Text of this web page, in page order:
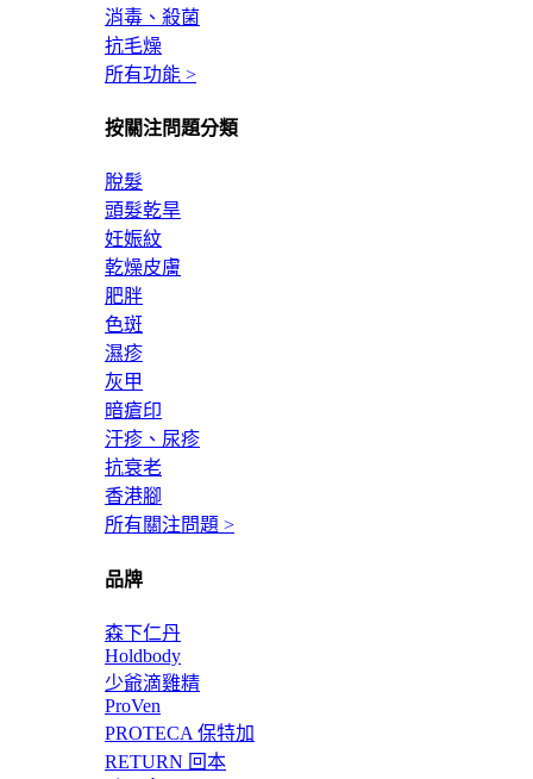
消毒、殺菌
抗毛燥
所有功能 >
按關注問題分類
脫髮
頭髮乾旱
妊娠紋
乾燥皮膚
肥胖
色斑
濕疹
灰甲
暗瘡印
汗疹、尿疹
抗衰老
香港腳
所有關注問題 >
品牌
森下仁丹
Holdbody
少爺滴雞精
ProVen
PROTECA 保特加
RETURN 回本